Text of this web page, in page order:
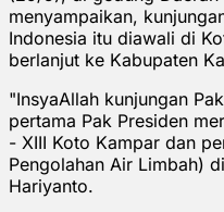
menyampaikan,
Indonesia itu diawali di
berlanjut ke Kabupaten
"InsyaAllah kunjungan
pertama Pak Presiden
- XIII Koto Kampar dan
Pengolahan Air Limbah)
Hariyanto.